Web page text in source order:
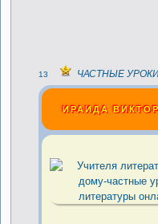
13 ЧАСТНЫЕ
ИРАИДА